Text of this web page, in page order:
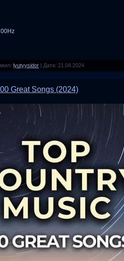
lyutyysidor | Дата: 21.04.2024
Great Songs (2024)